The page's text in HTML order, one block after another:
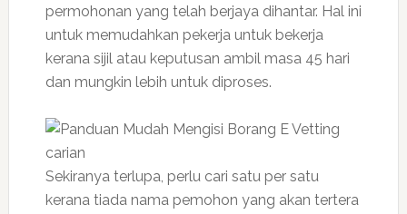
permohonan yang telah berjaya dihantar. Hal ini
untuk memudahkan pekerja untuk bekerja
kerana sijil atau keputusan ambil masa 45 hari
dan mungkin lebih untuk diproses.
Sekiranya terlupa, perlu cari satu per satu
kerana tiada nama pemohon yang akan tertera